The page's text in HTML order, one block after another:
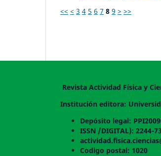
<< < 3 4 5 6 7 8 9 > >>
Revista Actividad Física y
Institución editora:
Depósito legal:
ISSN /DIGITAL): 2244-
Codigo postal: 1020